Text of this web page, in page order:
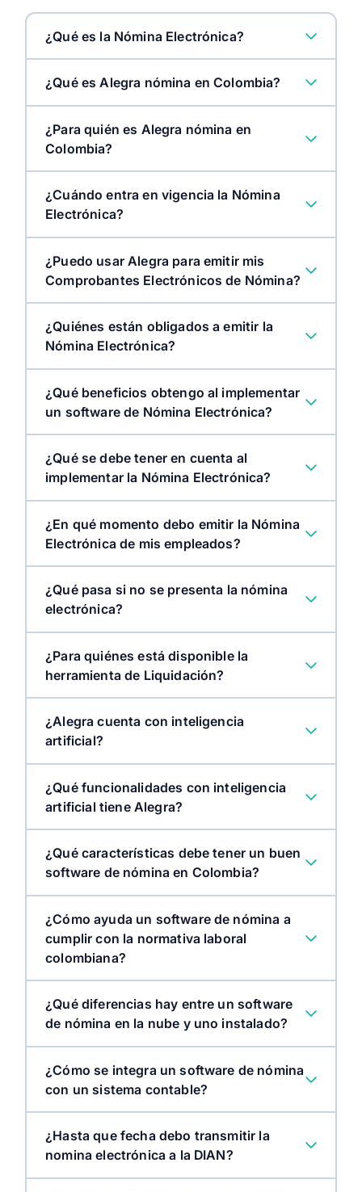
¿Qué es la Nómina Electrónica?
¿Qué es Alegra nómina en Colombia?
¿Para quién es Alegra nómina en
Colombia?
¿Cuándo entra en vigencia la Nómina
Electrónica?
¿Puedo usar Alegra para emitir mis
Comprobantes Electrónicos de Nómina?
¿Quiénes están obligados a emitir la
Nómina Electrónica?
¿Qué beneficios obtengo al implementar
un software de Nómina Electrónica?
¿Qué se debe tener en cuenta al
implementar la Nómina Electrónica?
¿En qué momento debo emitir la Nómina
Electrónica de mis empleados?
¿Qué pasa si no se presenta la nómina
electrónica?
¿Para quiénes está disponible la
herramienta de Liquidación?
¿Alegra cuenta con inteligencia
artificial?
¿Qué funcionalidades con inteligencia
artificial tiene Alegra?
¿Qué características debe tener un buen
software de nómina en Colombia?
¿Cómo ayuda un software de nómina a
cumplir con la normativa laboral
colombiana?
¿Qué diferencias hay entre un software
de nómina en la nube y uno instalado?
¿Cómo se integra un software de nómina
con un sistema contable?
¿Hasta que fecha debo transmitir la
nomina electrónica a la DIAN?